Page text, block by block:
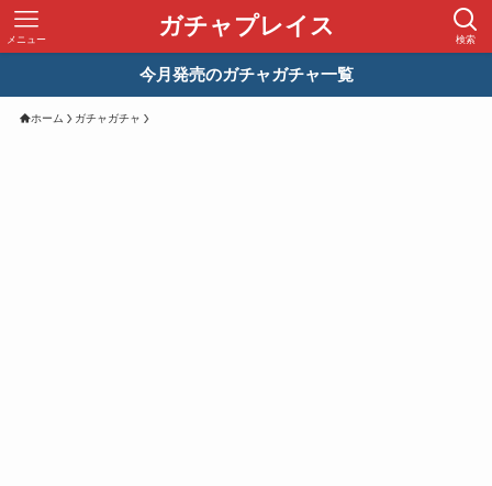
ガチャプレイス 検索
メニュー
今月発売のガチャガチャ一覧
ホーム ガチャガチャ